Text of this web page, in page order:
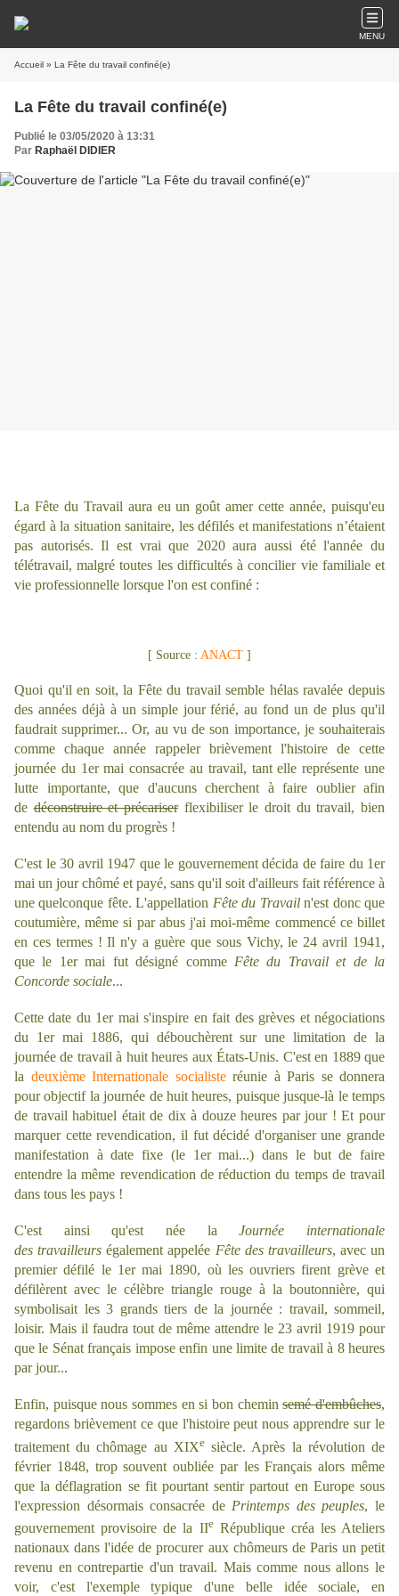
MENU
Accueil » La Fête du travail confiné(e)
La Fête du travail confiné(e)
Publié le 03/05/2020 à 13:31
Par Raphaël DIDIER
La Fête du Travail aura eu un goût amer cette année, puisqu'eu
égard à la situation sanitaire, les défilés et manifestations n’étaient
pas autorisés. Il est vrai que 2020 aura aussi été l'année du
télétravail, malgré toutes les difficultés à concilier vie familiale et
vie professionnelle lorsque l'on est confiné :
[ Source : ANACT ]
Quoi qu'il en soit, la Fête du travail semble hélas ravalée depuis
des années déjà à un simple jour férié, au fond un de plus qu'il
faudrait supprimer... Or, au vu de son importance, je souhaiterais
comme chaque année rappeler brièvement l'histoire de cette
journée du 1er mai consacrée au travail, tant elle représente une
lutte importante, que d'aucuns cherchent à faire oublier afin
de déconstruire et précariser flexibiliser le droit du travail, bien
entendu au nom du progrès !
C'est le 30 avril 1947 que le gouvernement décida de faire du 1er
mai un jour chômé et payé, sans qu'il soit d'ailleurs fait référence à
une quelconque fête. L'appellation Fête du Travail n'est donc que
coutumière, même si par abus j'ai moi-même commencé ce billet
en ces termes ! Il n'y a guère que sous Vichy, le 24 avril 1941,
que le 1er mai fut désigné comme Fête du Travail et de la
Concorde sociale...
Cette date du 1er mai s'inspire en fait des grèves et négociations
du 1er mai 1886, qui débouchèrent sur une limitation de la
journée de travail à huit heures aux États-Unis. C'est en 1889 que
la deuxième Internationale socialisteréunie à Paris se donnera
pour objectif la journée de huit heures, puisque jusque-là le temps
de travail habituel était de dix à douze heures par jour ! Et pour
marquer cette revendication, il fut décidé d'organiser une grande
manifestation à date fixe (le 1er mai...) dans le but de faire
entendre la même revendication de réduction du temps de travail
dans tous les pays !
C'est ainsi qu'est née la
Journée internationale
destravailleurs également appelée Fête des travailleurs, avec un
premier défilé le 1er mai 1890, où les ouvriers firent grève et
défilèrent avec le célèbre triangle rouge à la boutonnière, qui
symbolisait les 3 grands tiers de la journée : travail, sommeil,
loisir. Mais il faudra tout de même attendre le 23 avril 1919 pour
que le Sénat français impose enfin une limite de travail à 8 heures
par jour...
Enfin, puisque nous sommes en si bon chemin semé d'embûches,
regardons brièvement ce que l'histoire peut nous apprendre sur le
traitement du chômage au XIXesiècle. Après la révolution de
février 1848, trop souvent oubliée par les Français alors même
que la déflagration se fit pourtant sentir partout en Europe sous
l'expression désormais consacrée de Printemps des peuples, le
gouvernement provisoire de la IIeRépublique créa les Ateliers
nationaux dans l'idée de procurer aux chômeurs de Paris un petit
revenu en contrepartie d'un travail. Mais comme nous allons le
voir, c'est l'exemple typique d'une belle idée sociale, en